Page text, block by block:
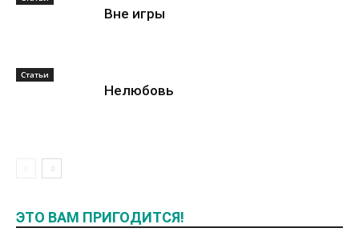
Вне игры
Статьи
Нелюбовь
ЭТО ВАМ ПРИГОДИТСЯ!